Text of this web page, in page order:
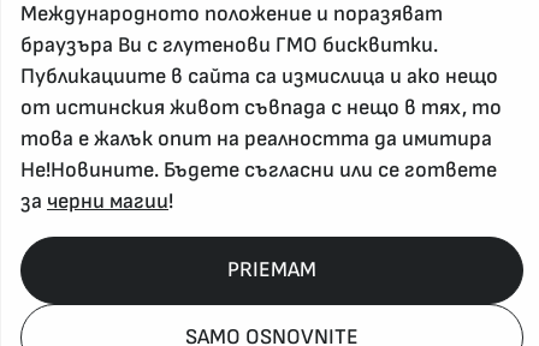
За реклама и връзка с нас, пишете на
nenovinite@gmail.com
Контакт
За нас
Напиши Не!Новина
Абонирай се
Policy, Rights, etc 2026
Международното положение и поразяват
браузъра Ви с глутенови ГМО бисквитки.
Публикациите в сайта са измислица и ако нещо
от истинския живот съвпада с нещо в тях, то
това е жалък опит на реалността да имитира
Не!Новините. Бъдете съгласни или се гответе
за черни магии!
SAMO OSNOVNITE
PRIEMAM